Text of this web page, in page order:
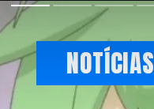
NOTÍCIAS